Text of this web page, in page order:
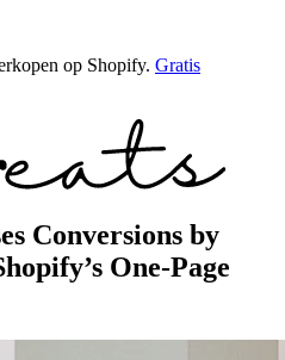
op Shopify. Gratis
Conversions by
One-Page